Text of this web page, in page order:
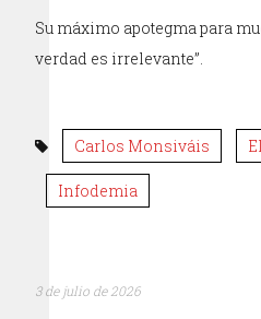
Su máximo apotegma para
verdad es irrelevante”.
Carlos Monsiváis
Infodemia
3 de julio de 2026